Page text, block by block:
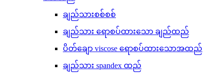
ချည်သားစစ်စစ်
ချည်သား ရောစပ်ထားသော ချည်ထည်
ပိတ်ချော viscose ရောစပ်ထားသောအထည်
ချည်သား spandex ထည်